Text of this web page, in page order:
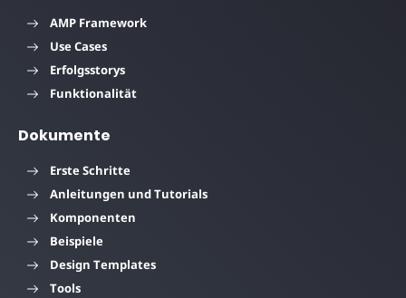
AMP Framework
Use Cases
Erfolgsstorys
Funktionalität
Dokumente
Erste Schritte
Anleitungen und Tutorials
Komponenten
Beispiele
Design Templates
Tools